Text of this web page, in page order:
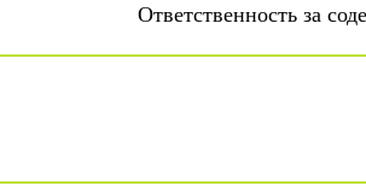
Ответственность за